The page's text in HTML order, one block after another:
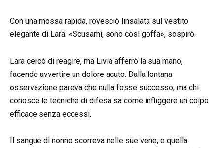
Con una mossa rapida, rovesciò linsalata sul vestito
elegante di Lara. «Scusami, sono così goffa», sospirò.
Lara cercò di reagire, ma Livia afferrò la sua mano,
facendo avvertire un dolore acuto. Dalla lontana
osservazione pareva che nulla fosse successo, ma chi
conosce le tecniche di difesa sa come infliggere un colpo
efficace senza eccessi.
Il sangue di nonno scorreva nelle sue vene, e quella